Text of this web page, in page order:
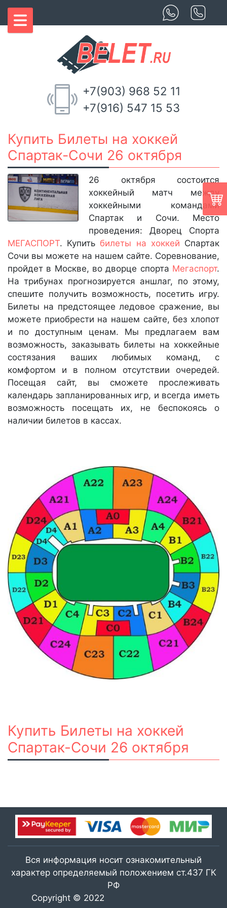
+7(903) 968 52 11
+7(916) 547 15 53
Купить Билеты на хоккей
Спартак-Сочи 26 октября
26 октября состоится
хоккейный матч между
хоккейными командами
Спартак и Сочи. Место
проведения: Дворец Спорта
МЕГАСПОРТ. Купить билеты на хоккей Спартак
Сочи вы можете на нашем сайте. Соревнование,
пройдет в Москве, во дворце спорта Мегаспорт.
На трибунах прогнозируется аншлаг, по этому,
спешите получить возможность, посетить игру.
Билеты на предстоящее ледовое сражение, вы
можете приобрести на нашем сайте, без хлопот
и по доступным ценам. Мы предлагаем вам
возможность, заказывать билеты на хоккейные
состязания ваших любимых команд, с
комфортом и в полном отсутствии очередей.
Посещая сайт, вы сможете прослеживать
календарь запланированных игр, и всегда иметь
возможность посещать их, не беспокоясь о
наличии билетов в кассах.
Купить Билеты на хоккей
Спартак-Сочи 26 октября
Вся информация носит ознакомительный
характер определяемый положением ст.437 ГК
РФ
Copyright © 2022